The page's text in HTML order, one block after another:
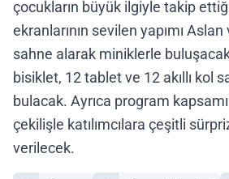
çocukların büyük ilgiyle takip
ekranlarının sevilen yapımı
sahne alarak miniklerle
bisiklet, 12 tablet ve 12 akıllı kol
bulacak. Ayrıca program
çekilişle katılımcılara çeşitli
verilecek.